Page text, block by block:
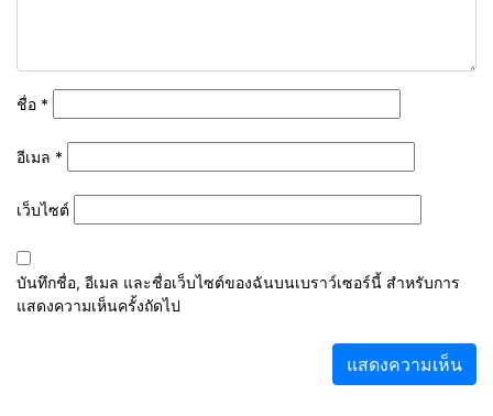
ชื่อ *
อีเมล *
เว็บไซต์
บันทึกชื่อ, อีเมล และชื่อเว็บไซต์ของฉันบนเบราว์เซอร์นี้ สำหรับการ
แสดงความเห็นครั้งถัดไป